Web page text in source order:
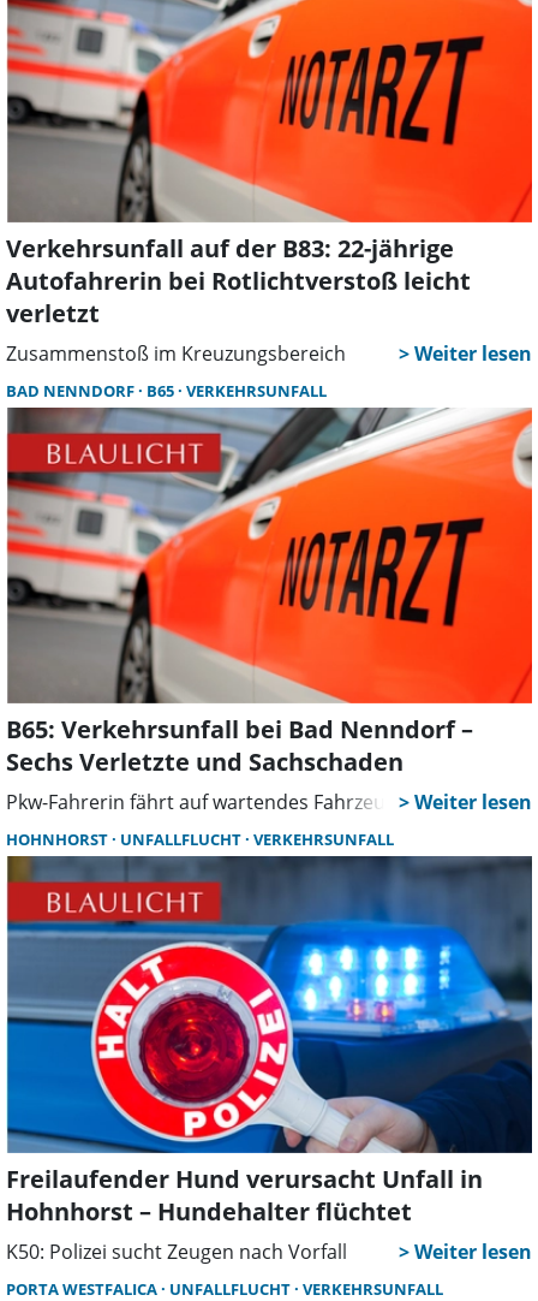
Verkehrsunfall auf der B83: 22-jährige
Autofahrerin bei Rotlichtverstoß leicht
verletzt
Zusammenstoß im Kreuzungsbereich
BAD NENNDORF B65 VERKEHRSUNFALL
B65: Verkehrsunfall bei Bad Nenndorf –
Sechs Verletzte und Sachschaden
Pkw-Fahrerin fährt auf wartendes Fahrzeug auf
HOHNHORST UNFALLFLUCHT VERKEHRSUNFALL
Freilaufender Hund verursacht Unfall in
Hohnhorst – Hundehalter flüchtet
K50: Polizei sucht Zeugen nach Vorfall
PORTA WESTFALICA UNFALLFLUCHT VERKEHRSUNFALL